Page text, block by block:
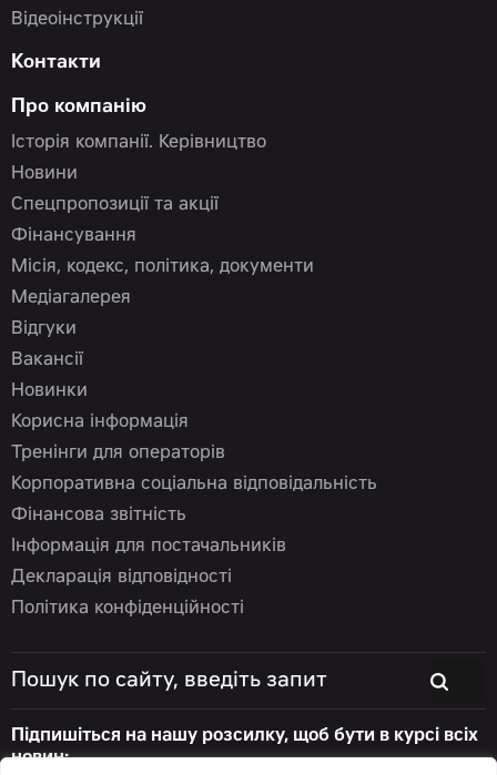
Відеоінструкції
Контакти
Про компанію
Історія компанії. Керівництво
Новини
Спецпропозиції та акції
Фінансування
Місія, кодекс, політика, документи
Медіагалерея
Відгуки
Вакансії
Новинки
Корисна інформація
Тренінги для операторів
Корпоративна соціальна відповідальність
Фінансова звітність
Інформація для постачальників
Декларація відповідності
Політика конфіденційності
Підпишіться на нашу розсилку, щоб бути в курсі всіх
новин: